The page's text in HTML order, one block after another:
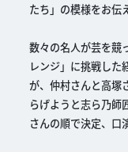
たち」の模様をお伝
数々の名人が芸を競
レンジ」に挑戦した
が、仲村さんと高塚
らげようと志ら乃師
さんの順で決定、口